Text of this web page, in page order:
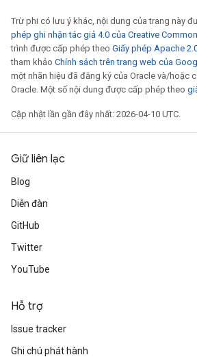
Trừ phi có lưu ý khác, nội dung của trang này
phép ghi nhận tác giả 4.0 của Creative
trình được cấp phép theo Giấy phép Apache
tham khảo Chính sách trên trang web của
một nhãn hiệu đã đăng ký của Oracle và/hoặc
Oracle. Một số nội dung được cấp phép theo
Cập nhật lần gần đây nhất: 2026-04-10 UTC.
Giữ liên lạc
Blog
Diễn đàn
GitHub
Twitter
YouTube
Hỗ trợ
Issue tracker
Ghi chú phát hành